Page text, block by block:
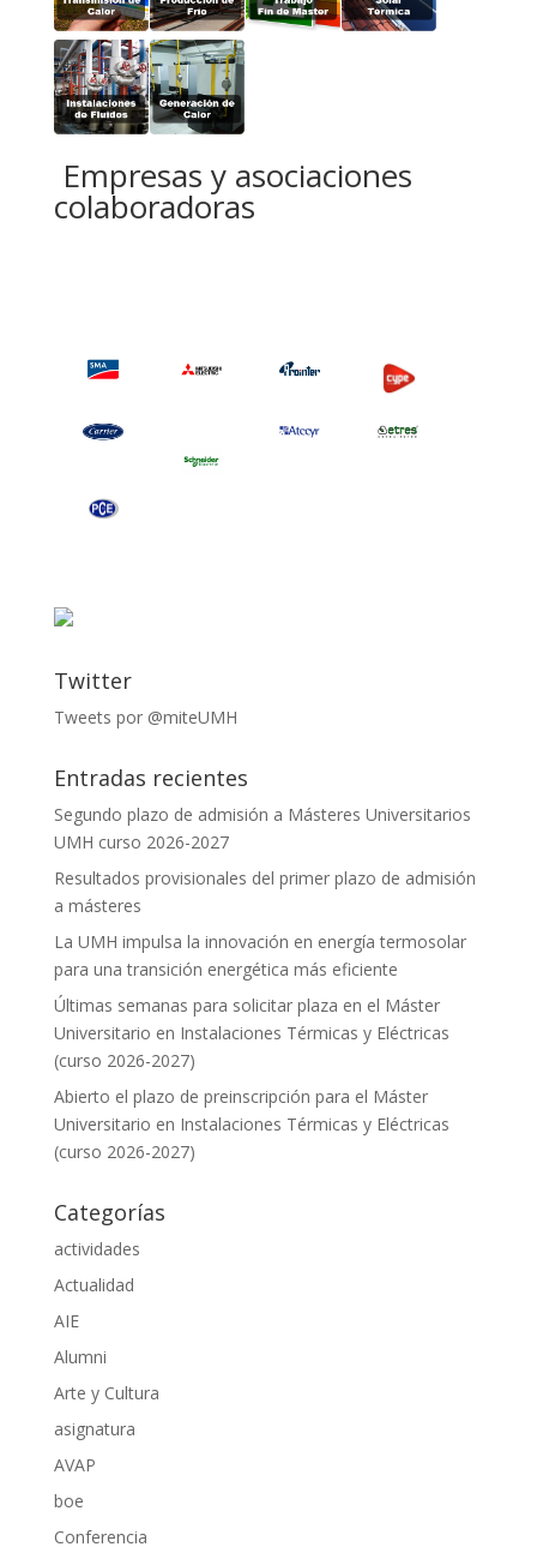
Empresas y asociaciones
colaboradoras
Twitter
Tweets por @miteUMH
Entradas recientes
Segundo plazo de admisión a Másteres Universitarios
UMH curso 2026-2027
Resultados provisionales del primer plazo de admisión
a másteres
La UMH impulsa la innovación en energía termosolar
para una transición energética más eficiente
Últimas semanas para solicitar plaza en el Máster
Universitario en Instalaciones Térmicas y Eléctricas
(curso 2026-2027)
Abierto el plazo de preinscripción para el Máster
Universitario en Instalaciones Térmicas y Eléctricas
(curso 2026-2027)
Categorías
actividades
Actualidad
AIE
Alumni
Arte y Cultura
asignatura
AVAP
boe
Conferencia